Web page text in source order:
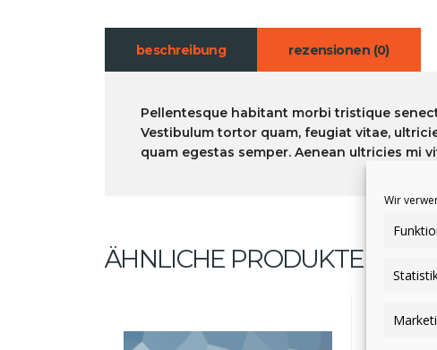
Wir
beschreibung rezensionen (0)
Pellentesque habitant morbi tristique
Vestibulum tortor quam, feugiat vitae,
quam egestas semper. Aenean ultricies mi
ÄHNLICHE PRODUKTE